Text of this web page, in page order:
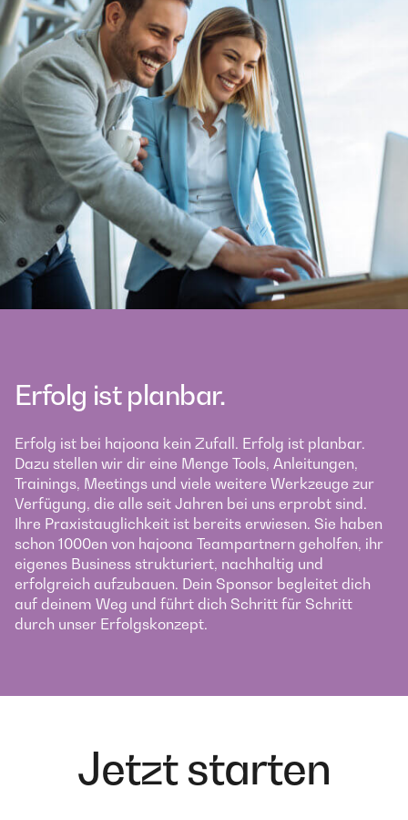
Erfolg ist planbar.
Erfolg ist bei hajoona kein Zufall. Erfolg ist planbar.
Dazu stellen wir dir eine Menge Tools, Anleitungen,
Trainings, Meetings und viele weitere Werkzeuge zur
Verfügung, die alle seit Jahren bei uns erprobt sind.
Ihre Praxistauglichkeit ist bereits erwiesen. Sie haben
schon 1000en von hajoona Teampartnern geholfen, ihr
eigenes Business strukturiert, nachhaltig und
erfolgreich aufzubauen. Dein Sponsor begleitet dich
auf deinem Weg und führt dich Schritt für Schritt
durch unser Erfolgskonzept.
Jetzt starten